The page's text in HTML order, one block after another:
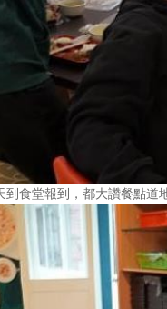
食堂報到，都大讚餐點道